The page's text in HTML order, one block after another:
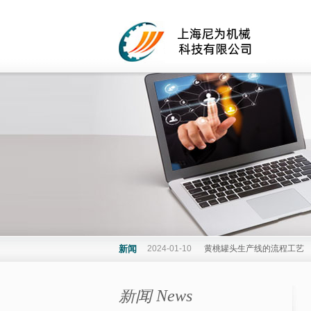
新闻 2024-01-10 黄桃罐头生产线的流程工艺
新闻 News